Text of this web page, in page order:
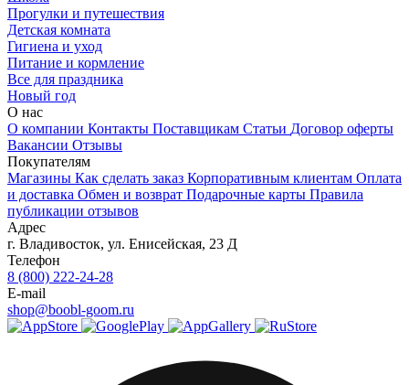
Прогулки и путешествия
Детская комната
Гигиена и уход
Питание и кормление
Все для праздника
Новый год
О нас
О компании Контакты Поставщикам Статьи Договор оферты
Вакансии Отзывы
Покупателям
Магазины Как сделать заказ Корпоративным клиентам Оплата
и доставка Обмен и возврат Подарочные карты Правила
публикации отзывов
Адрес
г. Владивосток, ул. Енисейская, 23 Д
Телефон
8 (800) 222-24-28
E-mail
shop@boobl-goom.ru